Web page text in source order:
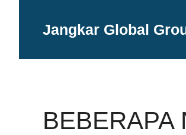
Jangkar Global
BEBERAPA